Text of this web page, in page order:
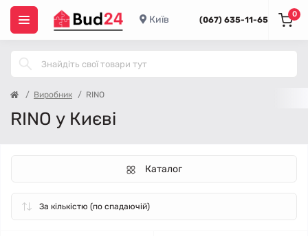
Київ (067) 635-11-65
0
Виробник RINO
RINO у Києві
Каталог